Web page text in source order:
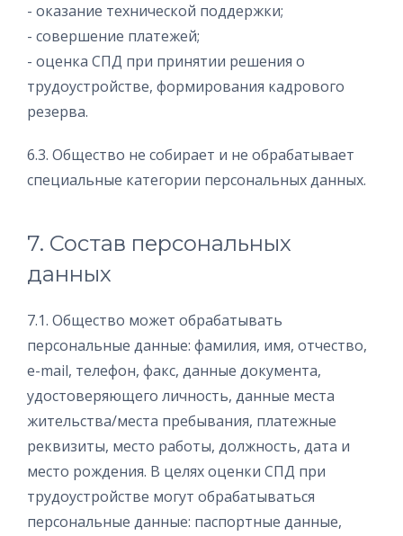
- оказание технической поддержки;
- совершение платежей;
- оценка СПД при принятии решения о
трудоустройстве, формирования кадрового
резерва.
6.3. Общество не собирает и не обрабатывает
специальные категории персональных данных.
7. Состав персональных
данных
7.1. Общество может обрабатывать
персональные данные: фамилия, имя, отчество,
e-mail, телефон, факс, данные документа,
удостоверяющего личность, данные места
жительства/места пребывания, платежные
реквизиты, место работы, должность, дата и
место рождения. В целях оценки СПД при
трудоустройстве могут обрабатываться
персональные данные: паспортные данные,